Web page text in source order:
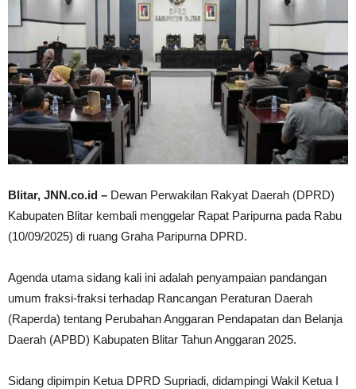
Blitar, JNN.co.id – Dewan Perwakilan Rakyat Daerah (DPRD)
Kabupaten Blitar kembali menggelar Rapat Paripurna pada Rabu
(10/09/2025) di ruang Graha Paripurna DPRD.
Agenda utama sidang kali ini adalah penyampaian pandangan
umum fraksi-fraksi terhadap Rancangan Peraturan Daerah
(Raperda) tentang Perubahan Anggaran Pendapatan dan Belanja
Daerah (APBD) Kabupaten Blitar Tahun Anggaran 2025.
Sidang dipimpin Ketua DPRD Supriadi, didampingi Wakil Ketua I